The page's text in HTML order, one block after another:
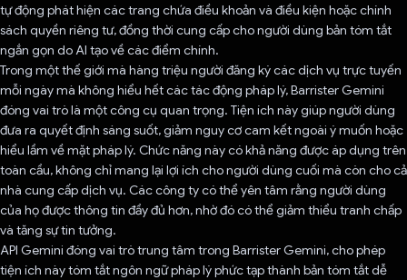
tự động phát hiện các trang chứa điều khoản và điều kiện hoặc chính
sách quyền riêng tư, đồng thời cung cấp cho người dùng bản tóm tắt
ngắn gọn do AI tạo về các điểm chính.
Trong một thế giới mà hàng triệu người đăng ký các dịch vụ trực tuyến
mỗi ngày mà không hiểu hết các tác động pháp lý, Barrister Gemini
đóng vai trò là một công cụ quan trọng. Tiện ích này giúp người dùng
đưa ra quyết định sáng suốt, giảm nguy cơ cam kết ngoài ý muốn hoặc
hiểu lầm về mặt pháp lý. Chức năng này có khả năng được áp dụng trên
toàn cầu, không chỉ mang lại lợi ích cho người dùng cuối mà còn cho cả
nhà cung cấp dịch vụ. Các công ty có thể yên tâm rằng người dùng
của họ được thông tin đầy đủ hơn, nhờ đó có thể giảm thiểu tranh chấp
và tăng sự tin tưởng.
API Gemini đóng vai trò trung tâm trong Barrister Gemini, cho phép
tiện ích này tóm tắt ngôn ngữ pháp lý phức tạp thành bản tóm tắt dễ